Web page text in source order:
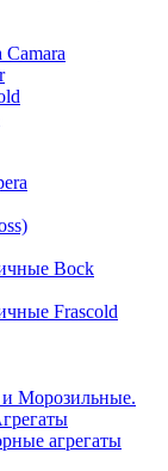
Camara
Bock
Frascold
Морозильные.
агрегаты